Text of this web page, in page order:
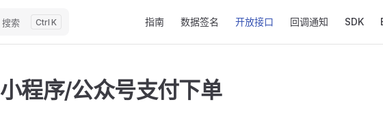
搜索 K 指南 数据签名 开放接口 回调通知 SDK
小程序/公众号支付下单